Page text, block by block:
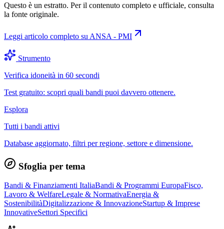
Questo è un estratto. Per il contenuto completo e ufficiale, consulta
la fonte originale.
Leggi articolo completo su ANSA - PMI
Strumento
Verifica idoneità in 60 secondi
Test gratuito: scopri quali bandi puoi davvero ottenere.
Esplora
Tutti i bandi attivi
Database aggiornato, filtri per regione, settore e dimensione.
Sfoglia per tema
Bandi & Finanziamenti ItaliaBandi & Programmi EuropaFisco,
Lavoro & WelfareLegale & NormativaEnergia &
SostenibilitàDigitalizzazione & InnovazioneStartup & Imprese
InnovativeSettori Specifici